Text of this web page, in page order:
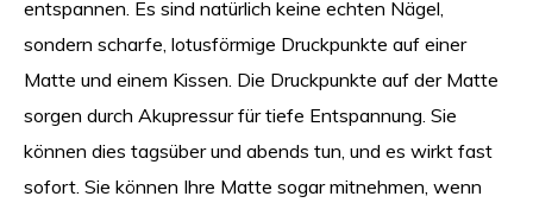
entspannen. Es sind natürlich keine echten Nägel,
sondern scharfe, lotusförmige Druckpunkte auf einer
Matte und einem Kissen. Die Druckpunkte auf der Matte
sorgen durch Akupressur für tiefe Entspannung. Sie
können dies tagsüber und abends tun, und es wirkt fast
sofort. Sie können Ihre Matte sogar mitnehmen, wenn